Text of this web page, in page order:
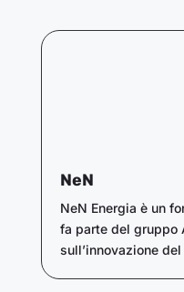
NeN
NeN Energia è un
fa parte del gruppo
sull’innovazione